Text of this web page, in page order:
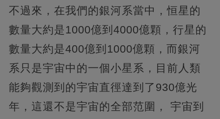
不過來，在我們的銀河系當中，恒星的
數量大約是1000億到4000億顆，行星的
數量大約是400億到1000億顆，而銀河
系只是宇宙中的一個小星系，目前人類
能夠觀測到的宇宙直徑達到了930億光
年，這還不是宇宙的全部范圍， 宇宙到